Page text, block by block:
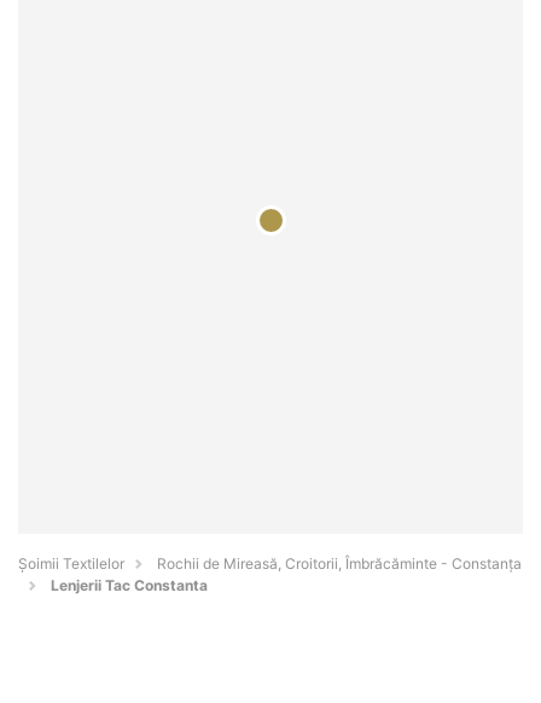
Șoimii Textilelor
Rochii de Mireasă, Croitorii, Îmbrăcăminte - Constanţa
Lenjerii Tac Constanta